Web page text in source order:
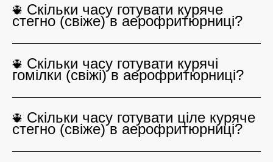
Скільки часу готувати куряче
стегно (свіже) в аерофритюрниці?
Скільки часу готувати курячі
гомілки (свіжі) в аерофритюрниці?
Скільки часу готувати ціле куряче
стегно (свіже) в аерофритюрниці?